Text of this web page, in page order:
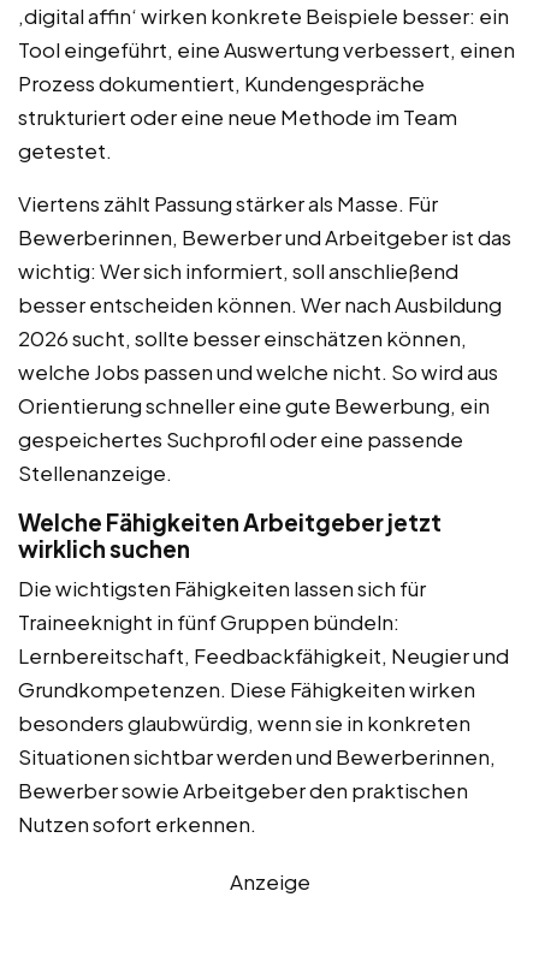
‚digital affin‘ wirken konkrete Beispiele besser: ein
Tool eingeführt, eine Auswertung verbessert, einen
Prozess dokumentiert, Kundengespräche
strukturiert oder eine neue Methode im Team
getestet.
Viertens zählt Passung stärker als Masse. Für
Bewerberinnen, Bewerber und Arbeitgeber ist das
wichtig: Wer sich informiert, soll anschließend
besser entscheiden können. Wer nach Ausbildung
2026 sucht, sollte besser einschätzen können,
welche Jobs passen und welche nicht. So wird aus
Orientierung schneller eine gute Bewerbung, ein
gespeichertes Suchprofil oder eine passende
Stellenanzeige.
Welche Fähigkeiten Arbeitgeber jetzt
wirklich suchen
Die wichtigsten Fähigkeiten lassen sich für
Traineeknight in fünf Gruppen bündeln:
Lernbereitschaft, Feedbackfähigkeit, Neugier und
Grundkompetenzen. Diese Fähigkeiten wirken
besonders glaubwürdig, wenn sie in konkreten
Situationen sichtbar werden und Bewerberinnen,
Bewerber sowie Arbeitgeber den praktischen
Nutzen sofort erkennen.
Anzeige